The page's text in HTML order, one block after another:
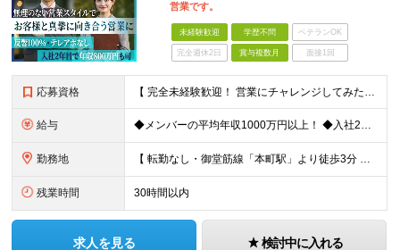
営業です。
未経験歓迎 学歴不問 ベテランOK
完全週休2日 賞与複数月 面接1回
応募資格 【 完全未経験歓迎！ 営業にチャレンジしてみたい方歓迎 】 ◆学歴・経歴不問 ◆第二新卒歓迎 ◆人物重視の採用です！ ▼こんな方はぜひご応募ください ◎誠実な姿勢を持った方 ◎素直な方 ◎思いやり
給与 ◆メンバーの平均年収1000万円以上！ ◆入社2年目・未経験入社で年収1000万円の社員も 月給：25万円以上＋賞与（年2回）＋インセンティブ(平均：年150万～2800万)＋随時昇給 ＜インセン
勤務地 【 転勤なし・御堂筋線「本町駅」より徒歩3分 】 ■本社： 大阪府大阪市中央区淡路町3丁目6-3 御堂筋MTRビル1階 ≪アクセスの良さ抜群！≫ ★大阪の2大主要駅「淀屋橋」「本町」の ちょうど中
残業時間 30時間以内
求人を見る 検討中に入れる